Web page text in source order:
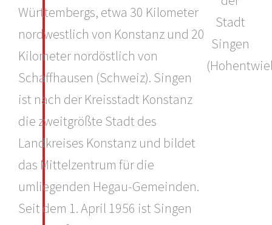
Württembergs, etwa 30 Kilometer
nordwestlich von Konstanz und 20
Kilometer nordöstlich von
Schaffhausen (Schweiz). Singen
ist nach der Kreisstadt Konstanz
die zweitgrößte Stadt des
Landkreises Konstanz und bildet
das Mittelzentrum für die
umliegenden Hegau-Gemeinden.
Seit dem 1. April 1956 ist Singen